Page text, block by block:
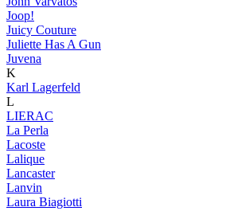
Joop!
Juicy Couture
Juliette Has A Gun
Juvena
K
Karl Lagerfeld
L
LIERAC
La Perla
Lacoste
Lalique
Lancaster
Lanvin
Laura Biagiotti